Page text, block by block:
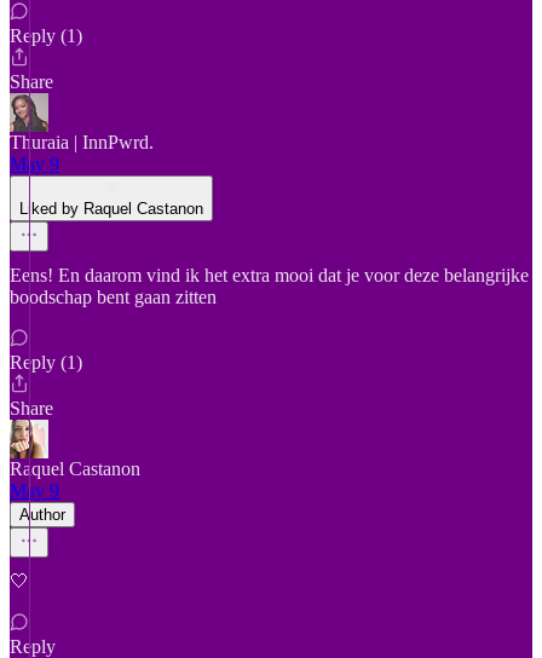
Reply (1)
Share
Thuraia | InnPwrd.
May 9
Liked by Raquel Castanon
Eens! En daarom vind ik het extra mooi dat je voor deze belangrijke
boodschap bent gaan zitten
Reply (1)
Share
Raquel Castanon
May 9
Author
🤍
Reply